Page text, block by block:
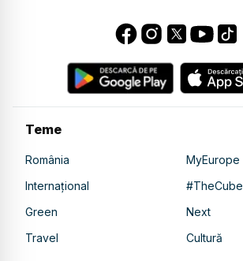
Teme
România
MyEurope
Internațional
#TheCube
Green
Next
Travel
Cultură